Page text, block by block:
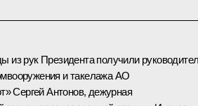
из рук Президента получили
и такелажа АО
Сергей Антонов, дежурная